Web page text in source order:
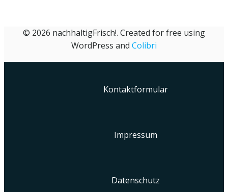
© 2026 nachhaltigFrisch!. Created for free using
WordPress and Colibri
Kontaktformular
Impressum
Datenschutz